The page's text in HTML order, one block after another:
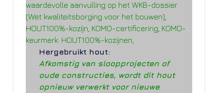
Hergebruikt hout:
Afkomstig van sloopprojecten of
oude constructies, wordt dit hout
opnieuw verwerkt voor nieuwe